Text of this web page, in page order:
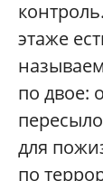
этаже
по двое:
для
по